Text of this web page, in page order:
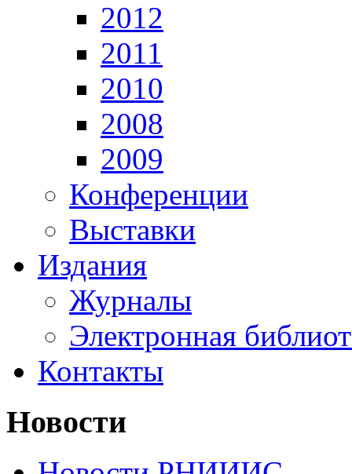
2012
2011
2010
2008
2009
Конференции
Выставки
Издания
Журналы
Электронная
Контакты
Новости